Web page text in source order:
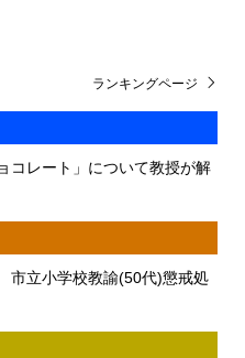
コレート」について教授が解
立小学校教諭(50代)懲戒処
ランキングページ